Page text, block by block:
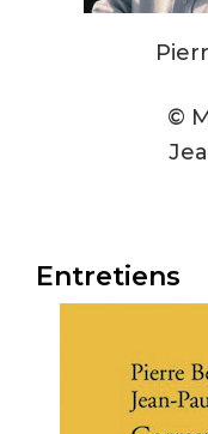
Entretiens
©